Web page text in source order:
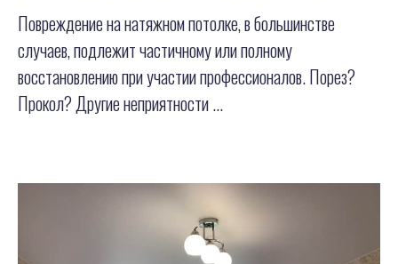
Повреждение на натяжном потолке, в большинстве
случаев, подлежит частичному или полному
восстановлению при участии профессионалов. Порез?
Прокол? Другие неприятности ...